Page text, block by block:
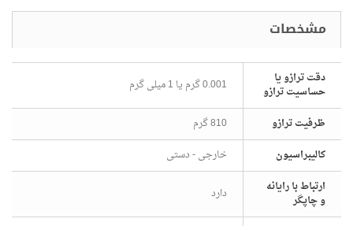
دقت ترازو یا
حساسیت ترازو
0.001 گرم یا 1 میلی گرم
ظرفیت ترازو
810 گرم
کالیبراسیون
خارجی - دستی
ارتباط با رایانه
و چاپگر
دارد